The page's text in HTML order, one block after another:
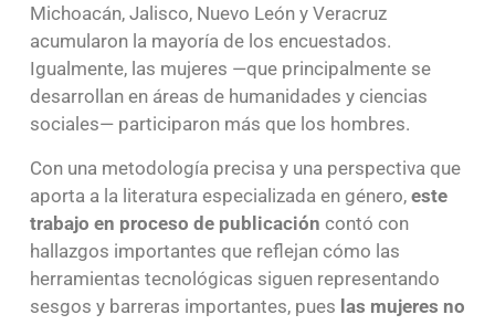
Michoacán, Jalisco, Nuevo León y Veracruz
acumularon la mayoría de los encuestados.
Igualmente, las mujeres —que principalmente se
desarrollan en áreas de humanidades y ciencias
sociales— participaron más que los hombres.
Con una metodología precisa y una perspectiva que
aporta a la literatura especializada en género, este
trabajo en proceso de publicación contó con
hallazgos importantes que reflejan cómo las
herramientas tecnológicas siguen representando
sesgos y barreras importantes, pues las mujeres no